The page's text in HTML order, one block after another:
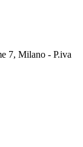
7, Milano - P.iva